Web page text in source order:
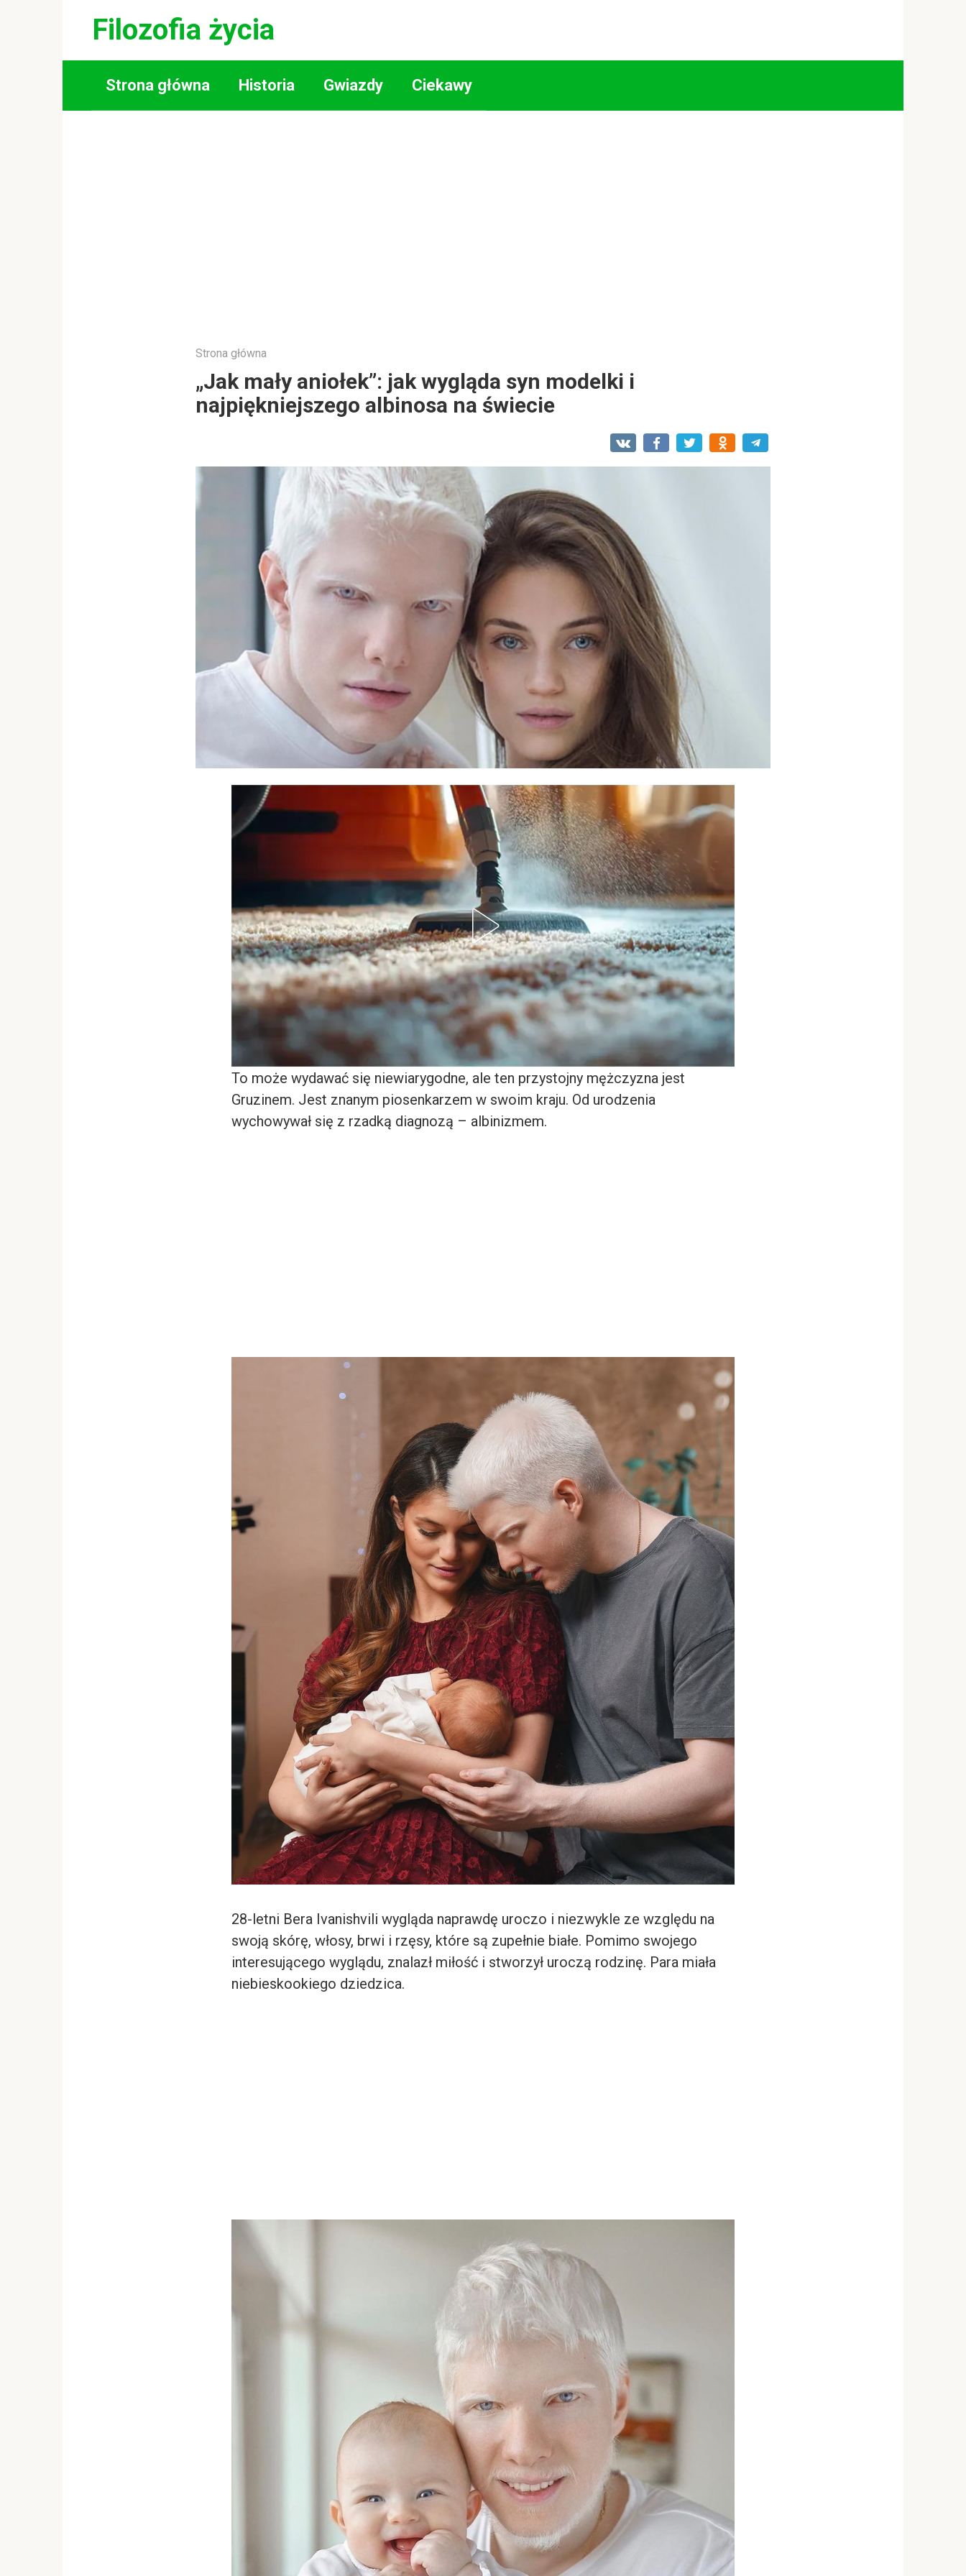
Filozofia życia
Strona główna Historia Gwiazdy Ciekawy
Strona główna
„Jak mały aniołek”: jak wygląda syn modelki i
najpiękniejszego albinosa na świecie
To może wydawać się niewiarygodne, ale ten przystojny mężczyzna jest
Gruzinem. Jest znanym piosenkarzem w swoim kraju. Od urodzenia
wychowywał się z rzadką diagnozą – albinizmem.
28-letni Bera Ivanishvili wygląda naprawdę uroczo i niezwykle ze względu na
swoją skórę, włosy, brwi i rzęsy, które są zupełnie białe. Pomimo swojego
interesującego wyglądu, znalazł miłość i stworzył uroczą rodzinę. Para miała
niebieskookiego dziedzica.